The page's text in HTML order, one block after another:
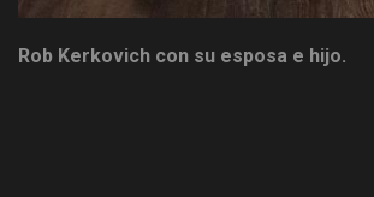
Rob Kerkovich con su esposa e hijo.